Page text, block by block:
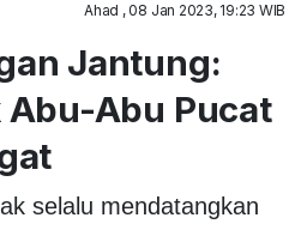
Ahad , 08 Jan 2023, 19:23 WIB
Jantung:
Abu-Abu Pucat
selalu mendatangkan